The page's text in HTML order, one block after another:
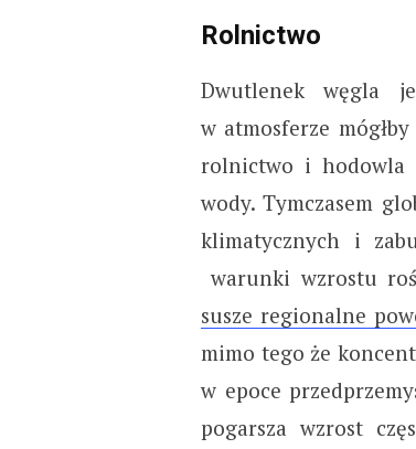
Rolnictwo
Dwutlenek węgla
w atmosferze
rolnictwo i hodowla
wody. Tymczasem
klimatycznych i
warunki wzrostu
susze regionalne
mimo tego że
w epoce
pogarsza wzrost